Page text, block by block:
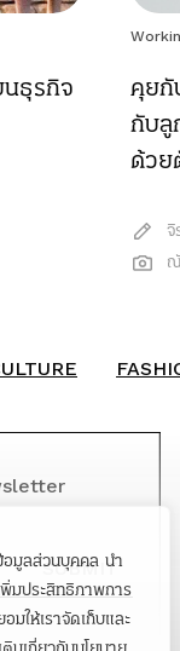
อมูลส่วนบุคคล นำ
พิ่มประสิทธิภาพการ
มให้เราจัดเก็บและ
นธุรกิจ
คุยกั
กับลู
ด้วย
จิ
SUBMIT